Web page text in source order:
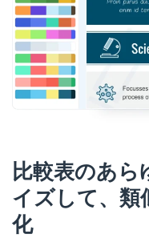
比較表のあ
イズして、類
化